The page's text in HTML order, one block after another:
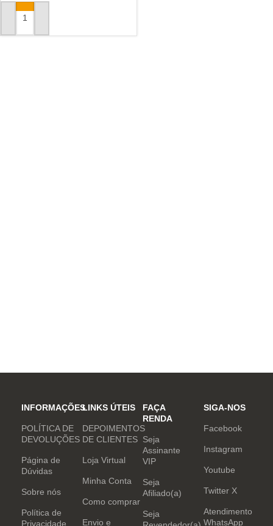
ADICIONAR AO CARRINHO
INFORMAÇÕES
POLÍTICA DE
DEVOLUÇÕES
Página de
Dúvidas
Sobre nós
Política de
Privacidade
LINKS ÚTEIS
DEPOIMENTOS
DE CLIENTES
Loja Virtual
Minha Conta
Como comprar
Envio e
FAÇA
RENDA
Seja
Assinante
VIP
Seja
Afiliado(a)
Seja
SIGA-NOS
Facebook
Instagram
Youtube
Twitter X
Atendimento
WhatsApp